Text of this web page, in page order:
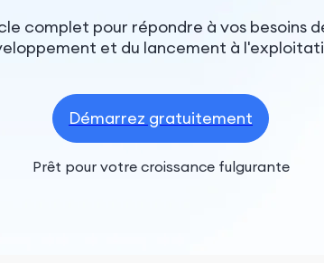
complet pour répondre à vos besoins
et du lancement à
Démarrez gratuitement
Prêt pour votre croissance fulgurante